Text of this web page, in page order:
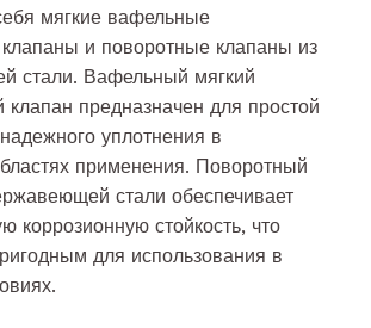
мягкие вафельные
и поворотные клапаны из
стали. Вафельный мягкий
клапан предназначен для простой
уплотнения в
применения. Поворотный
стали обеспечивает
коррозионную стойкость, что
для использования в